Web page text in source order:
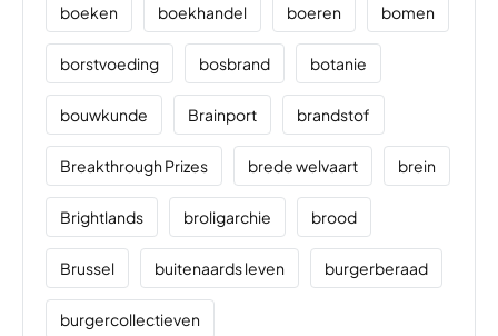
boeken boekhandel boeren bomen
borstvoeding bosbrand botanie
bouwkunde Brainport brandstof
Breakthrough Prizes brede welvaart brein
Brightlands broligarchie brood
Brussel buitenaards leven burgerberaad
burgercollectieven